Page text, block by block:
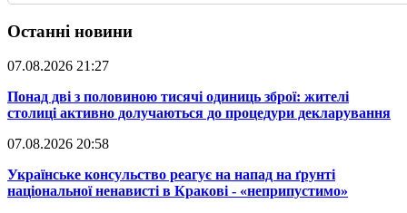
Останні новини
07.08.2026 21:27
​Понад дві з половиною тисячі одиниць зброї: жителі
столиці активно долучаються до процедури декларування
07.08.2026 20:58
​Українське консульство реагує на напад на ґрунті
національної ненависті в Кракові - «неприпустимо»